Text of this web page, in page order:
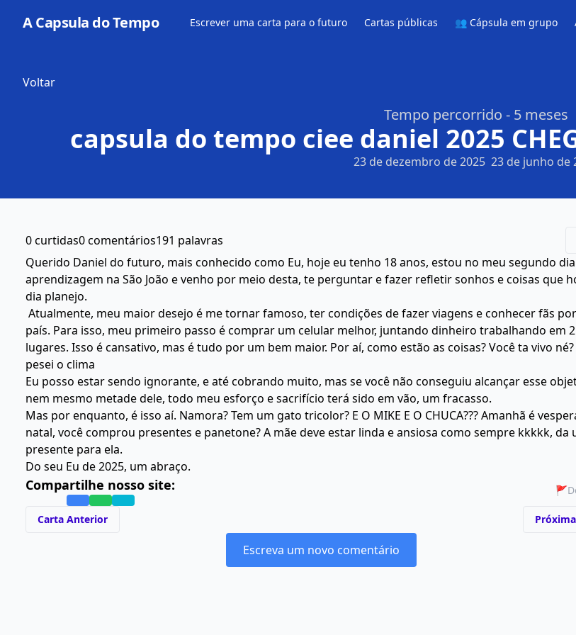
A Capsula do Tempo Escrever uma carta para o futuro Cartas públicas 👥 Cápsula em grupo
Voltar
Tempo percorrido - 5 meses
capsula do tempo ciee daniel 2025
23 de dezembro de 2025 23 de junho de
0 curtidas0 comentários191 palavras
Querido Daniel do futuro, mais conhecido como Eu, hoje eu tenho 18 anos, estou no meu segundo
aprendizagem na São João e venho por meio desta, te perguntar e fazer refletir sonhos e coisas que
dia planejo.
Atualmente, meu maior desejo é me tornar famoso, ter condições de fazer viagens e conhecer fãs
país. Para isso, meu primeiro passo é comprar um celular melhor, juntando dinheiro trabalhando em 2
lugares. Isso é cansativo, mas é tudo por um bem maior. Por aí, como estão as coisas? Você ta vivo né?
pesei o clima
Eu posso estar sendo ignorante, e até cobrando muito, mas se você não conseguiu alcançar esse
nem mesmo metade dele, todo meu esforço e sacrifício terá sido em vão, um fracasso.
Mas por enquanto, é isso aí. Namora? Tem um gato tricolor? E O MIKE E O CHUCA??? Amanhã é
natal, você comprou presentes e panetone? A mãe deve estar linda e ansiosa como sempre kkkkk, da
presente para ela.
Do seu Eu de 2025, um abraço.
Compartilhe nosso site: 🚩
Carta Anterior
Escreva um novo comentário